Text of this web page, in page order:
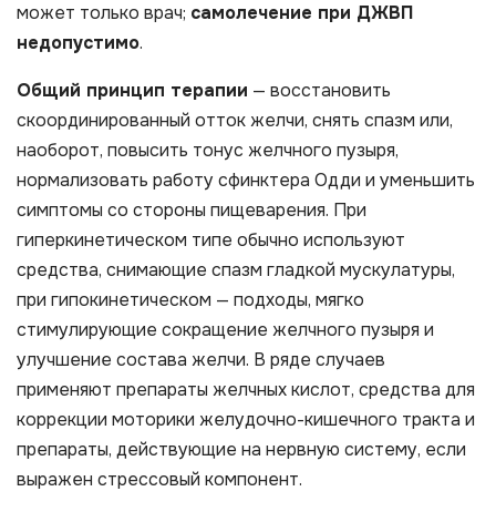
может только врач; самолечение при ДЖВП
недопустимо.
Общий принцип терапии — восстановить
скоординированный отток желчи, снять спазм или,
наоборот, повысить тонус желчного пузыря,
нормализовать работу сфинктера Одди и уменьшить
симптомы со стороны пищеварения. При
гиперкинетическом типе обычно используют
средства, снимающие спазм гладкой мускулатуры,
при гипокинетическом — подходы, мягко
стимулирующие сокращение желчного пузыря и
улучшение состава желчи. В ряде случаев
применяют препараты желчных кислот, средства для
коррекции моторики желудочно-кишечного тракта и
препараты, действующие на нервную систему, если
выражен стрессовый компонент.